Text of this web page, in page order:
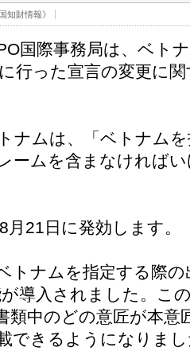
知財情報》
国際事務局は、ベト
行った宣言の変更に
ナムは、「ベトナム
ームを含まなければ
21日に発効します。
トナムを指定する際
導入されました。こ
類中のどの意匠が本意
できるようになりま